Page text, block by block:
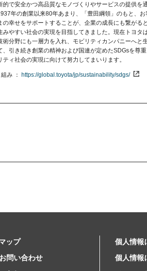
的で安全かつ高品質なモノづくりやサービスの提供を
年の創業以来80年あまり、「豊田綱領」のもと、
の幸せをサポートすることが、企業の成長にも繋がる
みやすい社会の実現を目指してきました。現在トヨタ
術分野にも一層力を入れ、モビリティカンパニーへと
、引き続き創業の精神および国連が定めたSDGsを尊
ティ社会の実現に向けて努力してまいります。
み https://global.toyota/jp/sustainability/sdgs/
ップ
問い合わせ
個人情報
個人情報